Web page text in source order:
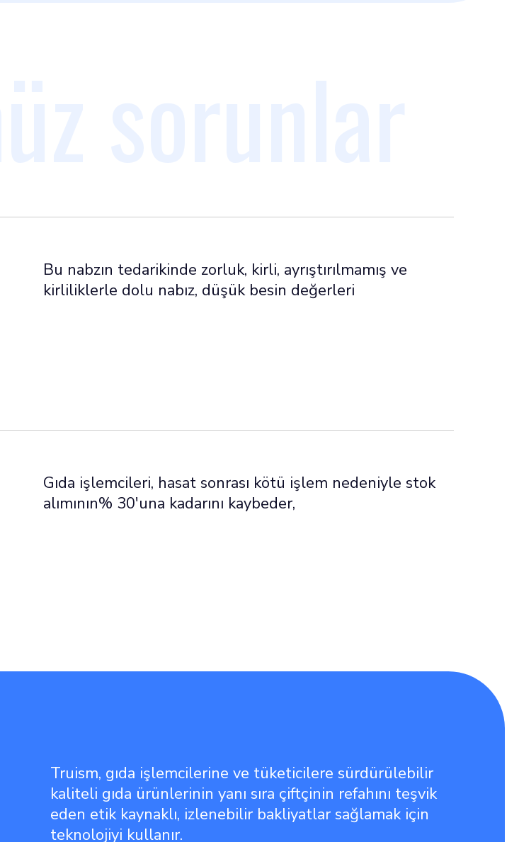
Bu nabzın tedarikinde zorluk, kirli, ayrıştırılmamış ve
kirliliklerle dolu nabız, düşük besin değerleri
Gıda işlemcileri, hasat sonrası kötü işlem nedeniyle stok
alımının% 30'una kadarını kaybeder,
Truism, gıda işlemcilerine ve tüketicilere sürdürülebilir
kaliteli gıda ürünlerinin yanı sıra çiftçinin refahını teşvik
eden etik kaynaklı, izlenebilir bakliyatlar sağlamak için
teknolojiyi kullanır.